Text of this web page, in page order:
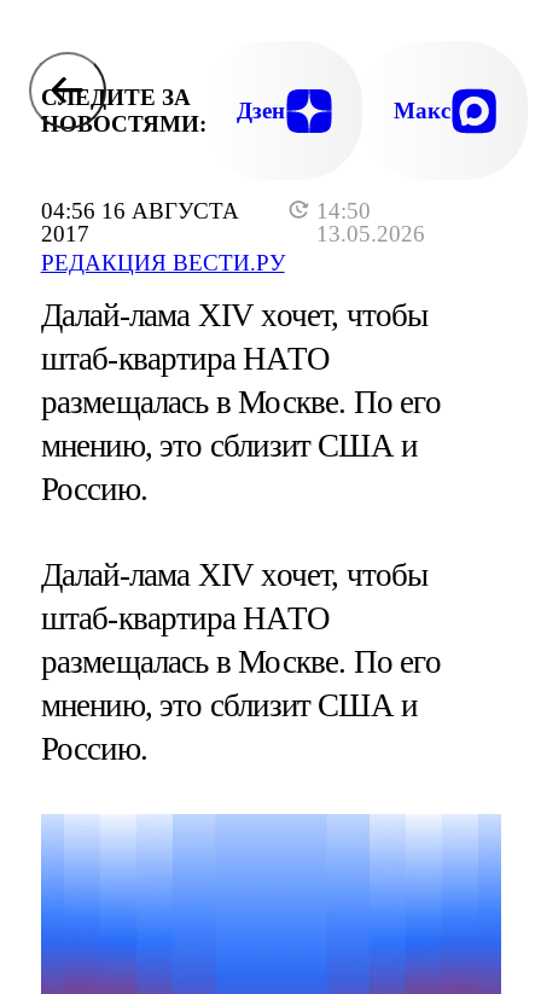
04:56 16 АВГУСТА
2017
14:50
13.05.2026
РЕДАКЦИЯ ВЕСТИ.РУ
СЛЕДИТЕ ЗА
НОВОСТЯМИ:
Дзен Макс
Далай-лама XIV хочет, чтобы
штаб-квартира НАТО
размещалась в Москве. По его
мнению, это сблизит США и
Россию.
Далай-лама XIV хочет, чтобы
штаб-квартира НАТО
размещалась в Москве. По его
мнению, это сблизит США и
Россию.